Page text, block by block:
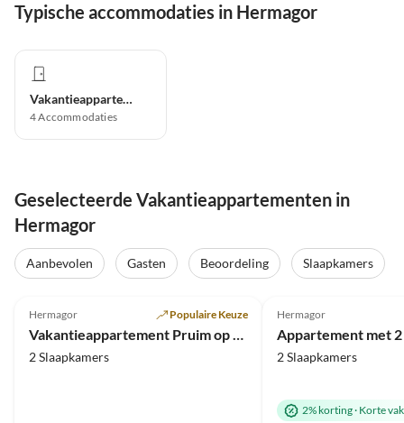
Typische accommodaties in Hermagor
Vakantieappartement
4Accommodaties
Geselecteerde Vakantieappartementen in
Hermagor
Aanbevolen Gasten Beoordeling
Slaapkamers
Hermagor Populaire Keuze
2 Slaapkamers
Hermagor
2 Slaapkamers
2% korting· Korte